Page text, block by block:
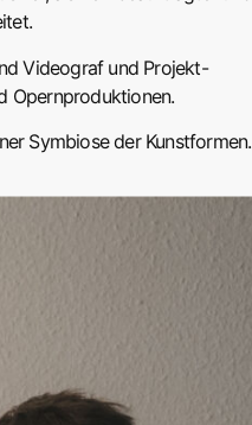
Videograf und Projekt-
Opernproduktionen.
Symbiose der Kunstformen.